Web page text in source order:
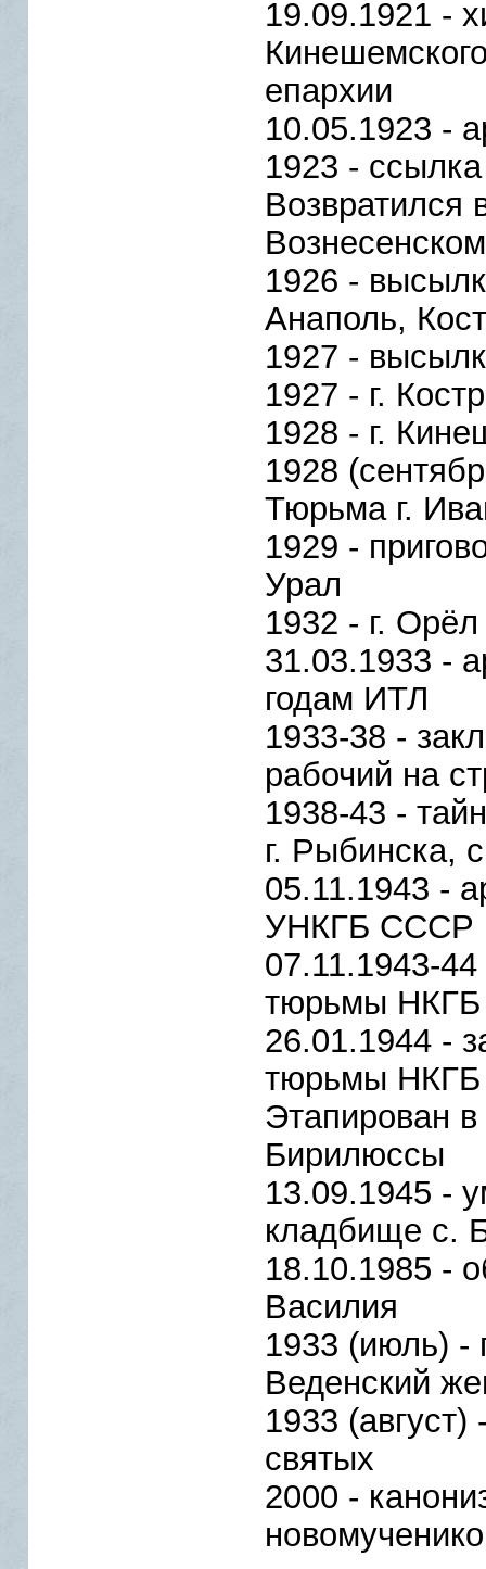
19.09.1921 -
епархии
10.05.1923 -
1923 -
Возвратился
1926 -
Анаполь,
1927 -
1927 - г.
1928 - г.
1928
Тюрьма г.
1929 -
Урал
1932 - г. Орёл
31.03.1933 -
годам ИТЛ
1933-38 -
рабочий на
1938-43 -
г. Рыбинска,
05.11.1943 -
УНКГБ СССР
07.11.1943-
тюрьмы НКГБ
26.01.1944 -
тюрьмы НКГБ
Этапирован
Бирилюссы
13.09.1945 -
кладбище с.
18.10.1985 -
Василия
1933 (июль) -
Веденский
1933
святых
2000 -